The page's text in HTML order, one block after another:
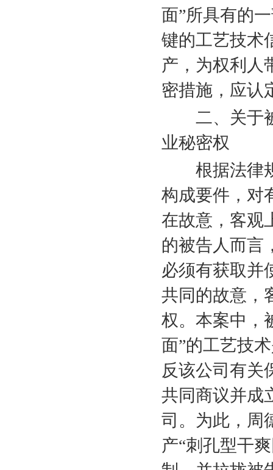
面”所具有的
键的工艺技术
产，为权利人
密措施，应认
二、关于被
业秘密权
根据法律规
构成要件，对
在故意，客观
的被告人而言
必须有获取并
共同的故意，
权。本案中，
面”的工艺技
反该公司有关
共同商议并成
司。为此，周
产“刺孔型干